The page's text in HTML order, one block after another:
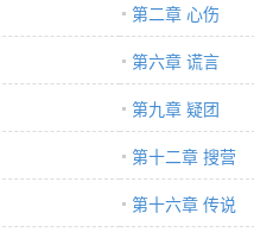
第二章 心伤
第六章 谎言
第九章 疑团
第十二章 搜营
第十六章 传说